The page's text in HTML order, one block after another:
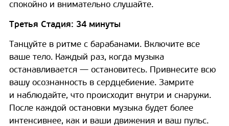
спокойно и внимательно слушайте.
Третья Стадия: 34 минуты
Танцуйте в ритме с барабанами. Включите все
ваше тело. Каждый раз, когда музыка
останавливается — остановитесь. Привнесите всю
вашу осознанность в сердцебиение. Замрите
и наблюдайте, что происходит внутри и снаружи.
После каждой остановки музыка будет более
интенсивнее, как и ваши движения и ваш пульс.